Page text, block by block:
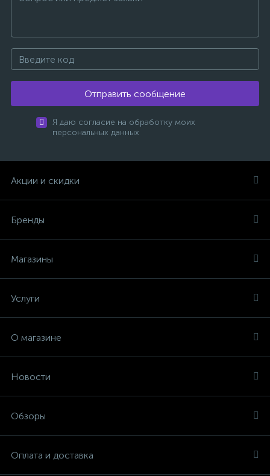
Отправить сообщение
Я даю согласие на обработку моих
персональных данных
Акции и скидки
Бренды
Магазины
Услуги
О магазине
Новости
Обзоры
Оплата и доставка